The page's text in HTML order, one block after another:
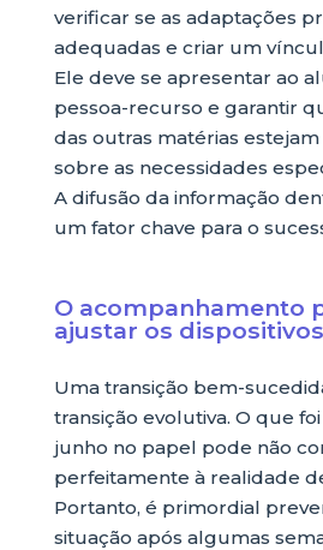
verificar se as adaptações
adequadas e criar um
Ele deve se apresentar ao
pessoa-recurso e garantir
das outras matérias
sobre as necessidades
A difusão da informação
um fator chave para o
O acompanhamento
ajustar os dispositivos
Uma transição bem-
transição evolutiva. O que
junho no papel pode não
perfeitamente à realidade
Portanto, é primordial
situação após algumas